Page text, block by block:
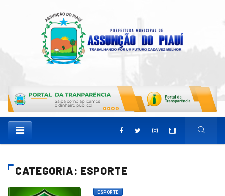
CATEGORIA: ESPORTE
ESPORTE